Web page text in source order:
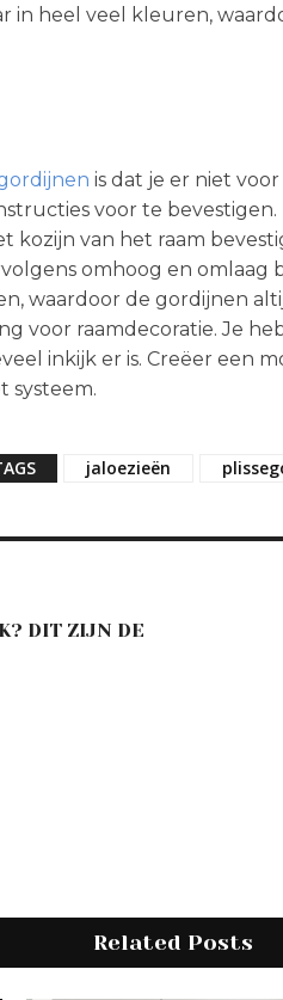
in heel veel kleuren,
is dat je er niet
voor te
kozijn van het raam
omhoog en omlaag
waardoor de gordijnen
voor raamdecoratie. Je
inkijk er is. Creëer een
systeem.
jaloezieën
DIT ZIJN DE
Related Posts